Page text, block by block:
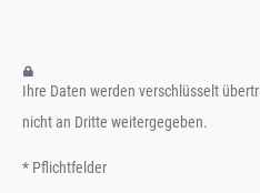
Ihre Daten werden verschlüsselt
nicht an Dritte weitergegeben.
* Pflichtfelder